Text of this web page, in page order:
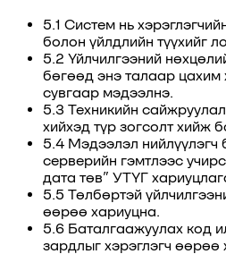
5.1 Систем нь
болон үйлдлийн түүхийг
5.2 Үйлчилгээний
бөгөөд энэ талаар цахим
сувгаар мэдээлнэ.
5.3 Техникийн
хийхэд түр зогсолт хийж
5.4 Мэдээлэл нийлүүлэгч
серверийн гэмтлээс
дата төв” УТҮГ
5.5 Төлбөртэй
өөрөө хариуцна.
5.6 Баталгаажуулах код
зардлыг хэрэглэгч өөрөө